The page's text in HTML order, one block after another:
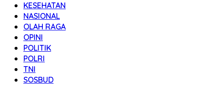
KESEHATAN
NASIONAL
OLAH RAGA
OPINI
POLITIK
POLRI
TNI
SOSBUD